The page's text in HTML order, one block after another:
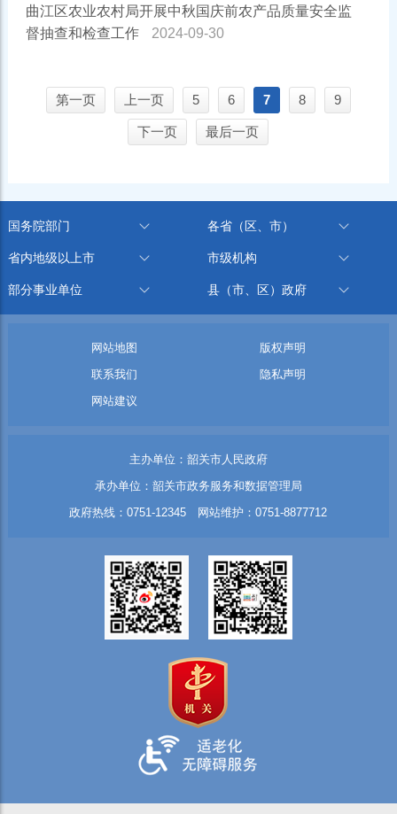
曲江区农业农村局开展中秋国庆前农产品质量安全监
督抽查和检查工作
2024-09-30
第一页 上一页 5 6 7 8 9
下一页 最后一页
国务院部门 各省（区、市）
省内地级以上市 市级机构
部分事业单位 县（市、区）政府
网站地图
版权声明
联系我们
隐私声明
网站建议
主办单位：韶关市人民政府
承办单位：韶关市政务服务和数据管理局
政府热线：0751-12345 网站维护：0751-8877712